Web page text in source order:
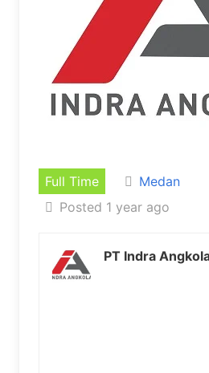
Full Time
Medan
Posted 1 year ago
PT Indra